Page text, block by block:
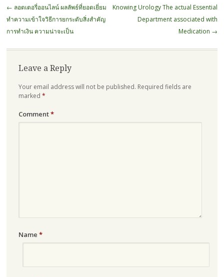
Post
navigation
← ลอตเตอรี่ออนไลน์ ผลลัพธ์ที่ยอดเยี่ยม
ทำความเข้าใจวิธีการยกระดับสิ่งสำคัญ
การทำเงิน ความน่าจะเป็น
Knowing Urology The actual Essential
Department associated with
Medication →
Leave a Reply
Your email address will not be published. Required fields are
marked *
Comment*
Name *